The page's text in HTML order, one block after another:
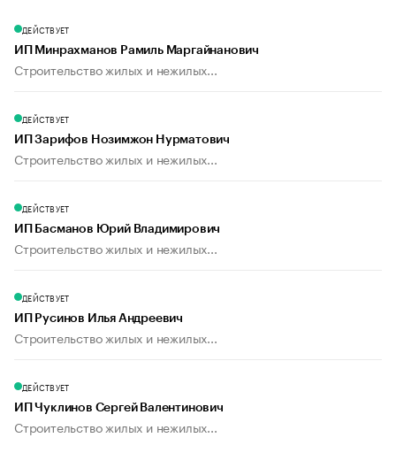
ДЕЙСТВУЕТ
ИП Минрахманов Рамиль Маргайнанович
Строительство жилых и нежилых...
ДЕЙСТВУЕТ
ИП Зарифов Нозимжон Нурматович
Строительство жилых и нежилых...
ДЕЙСТВУЕТ
ИП Басманов Юрий Владимирович
Строительство жилых и нежилых...
ДЕЙСТВУЕТ
ИП Русинов Илья Андреевич
Строительство жилых и нежилых...
ДЕЙСТВУЕТ
ИП Чуклинов Сергей Валентинович
Строительство жилых и нежилых...